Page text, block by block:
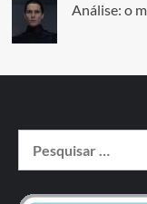
Análise: o